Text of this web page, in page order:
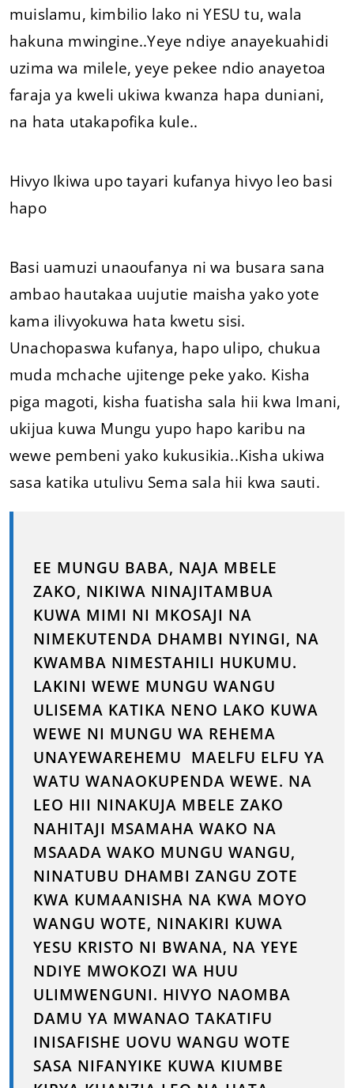
muislamu, kimbilio lako ni YESU tu, wala
hakuna mwingine..Yeye ndiye anayekuahidi
uzima wa milele, yeye pekee ndio anayetoa
faraja ya kweli ukiwa kwanza hapa duniani,
na hata utakapofika kule..
Hivyo Ikiwa upo tayari kufanya hivyo leo basi
hapo
Basi uamuzi unaoufanya ni wa busara sana
ambao hautakaa uujutie maisha yako yote
kama ilivyokuwa hata kwetu sisi.
Unachopaswa kufanya, hapo ulipo, chukua
muda mchache ujitenge peke yako. Kisha
piga magoti, kisha fuatisha sala hii kwa Imani,
ukijua kuwa Mungu yupo hapo karibu na
wewe pembeni yako kukusikia..Kisha ukiwa
sasa katika utulivu Sema sala hii kwa sauti.
EE MUNGU BABA, NAJA MBELE
ZAKO, NIKIWA NINAJITAMBUA
KUWA MIMI NI MKOSAJI NA
NIMEKUTENDA DHAMBI NYINGI, NA
KWAMBA NIMESTAHILI HUKUMU.
LAKINI WEWE MUNGU WANGU
ULISEMA KATIKA NENO LAKO KUWA
WEWE NI MUNGU WA REHEMA
UNAYEWAREHEMU MAELFU ELFU YA
WATU WANAOKUPENDA WEWE. NA
LEO HII NINAKUJA MBELE ZAKO
NAHITAJI MSAMAHA WAKO NA
MSAADA WAKO MUNGU WANGU,
NINATUBU DHAMBI ZANGU ZOTE
KWA KUMAANISHA NA KWA MOYO
WANGU WOTE, NINAKIRI KUWA
YESU KRISTO NI BWANA, NA YEYE
NDIYE MWOKOZI WA HUU
ULIMWENGUNI. HIVYO NAOMBA
DAMU YA MWANAO TAKATIFU
INISAFISHE UOVU WANGU WOTE
SASA NIFANYIKE KUWA KIUMBE